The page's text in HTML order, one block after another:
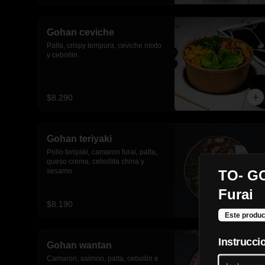
Gohan ceviche
Palta, crispy tempura, ceviche mixto
y cebollin.
$8.290
Gohan teriyaki
Pollo teriyaki, camaron furai, palta,
queso crema, cebollita china y
sesamo.
$8.190
Gohan wantan
Camaron, salmon, palta, cebollin e
TO-
Furai
Este